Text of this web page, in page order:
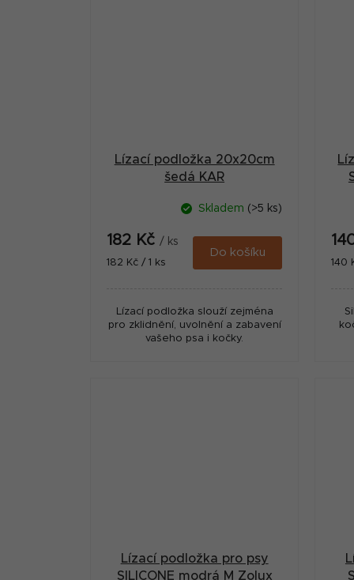
Lízací podložka 20x20cm
šedá KAR
Skladem (>5 ks)
182 Kč / ks
Měrná
182 Kč / 1 ks
Do košíku
Lízací podložka slouží zejména
pro zklidnění, uvolnění a zabavení
vašeho psa i kočky.
140
Lízací podložka pro psy
SILICONE modrá M Zolux